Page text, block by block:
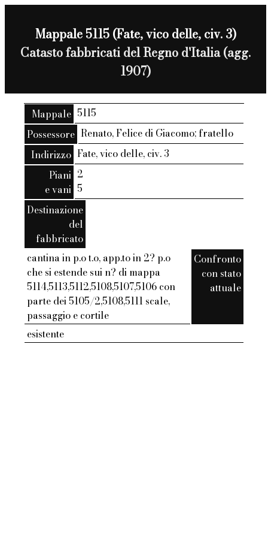
Mappale 5115 (Fate, vico delle, civ. 3)
Catasto fabbricati del Regno d'Italia (agg.
1907)
Mappale 5115
Possessore Renato, Felice di Giacomo; fratello
Indirizzo Fate, vico delle, civ. 3
Piani
e vani
2
5
Destinazione
del
fabbricato
cantina in p.o t.o, app.to in 2? p.o
che si estende sui n? di mappa
5114,5113,5112,5108,5107,5106 con
parte dei 5105/2,5108,5111 scale,
passaggio e cortile
Confronto
con stato
attuale
esistente